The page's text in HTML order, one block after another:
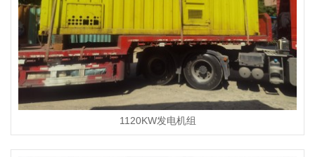
1120KW发电机组